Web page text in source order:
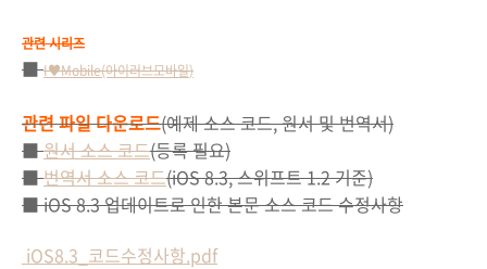
관련 시리즈
■I♥Mobile(아이러브모바일)
관련 파일 다운로드(예제 소스 코드, 원서 및 번역서)
■원서 소스 코드(등록 필요)
■번역서 소스 코드(iOS 8.3, 스위프트 1.2 기준)
■ iOS 8.3 업데이트로 인한 본문 소스 코드 수정사항
iOS8.3_코드수정사항.pdf